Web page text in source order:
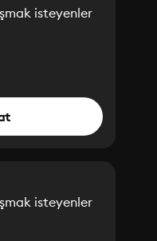
isteyenler
isteyenler